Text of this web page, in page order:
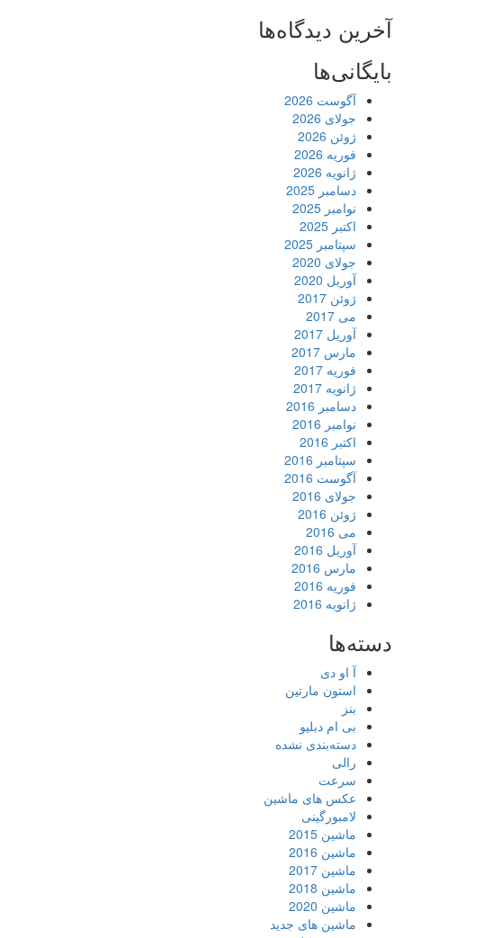
آخرین دیدگاه‌ها
بایگانی‌ها
آگوست 2026
جولای 2026
ژوئن 2026
فوریه 2026
ژانویه 2026
دسامبر 2025
نوامبر 2025
اکتبر 2025
سپتامبر 2025
جولای 2020
آوریل 2020
ژوئن 2017
می 2017
آوریل 2017
مارس 2017
فوریه 2017
ژانویه 2017
دسامبر 2016
نوامبر 2016
اکتبر 2016
سپتامبر 2016
آگوست 2016
جولای 2016
ژوئن 2016
می 2016
آوریل 2016
مارس 2016
فوریه 2016
ژانویه 2016
دسته‌ها
آ او دی
استون مارتین
بنز
بی ام دبلیو
دسته‌بندی نشده
رالی
سرعت
عکس های ماشین
لامبورگینی
ماشین 2015
ماشین 2016
ماشین 2017
ماشین 2018
ماشین 2020
ماشین های جدید